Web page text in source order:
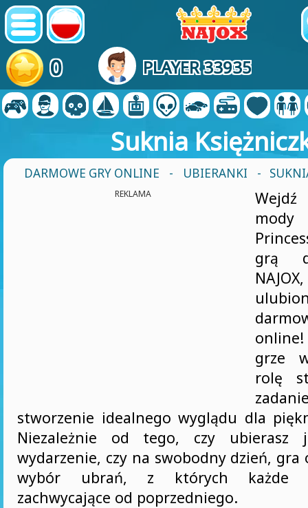
0 PLAYER 33935
Suknia
DARMOWE GRY ONLINE - UBIERANKI -
REKLAMA
grą
grze
rolę
stworzenie idealnego wyglądu dla
Niezależnie od tego, czy ubierasz
wydarzenie, czy na swobodny dzień,
wybór ubrań, z których każde
zachwycające od poprzedniego.